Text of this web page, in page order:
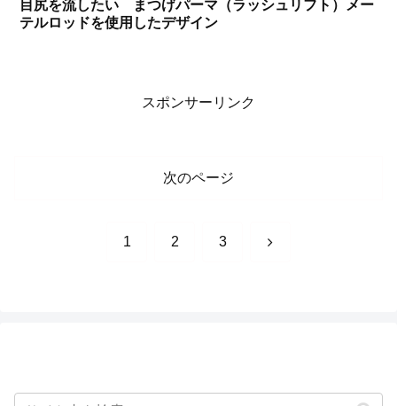
目尻を流したい まつげパーマ（ラッシュリフト）メー
テルロッドを使用したデザイン
スポンサーリンク
次のページ
1 2 3 次